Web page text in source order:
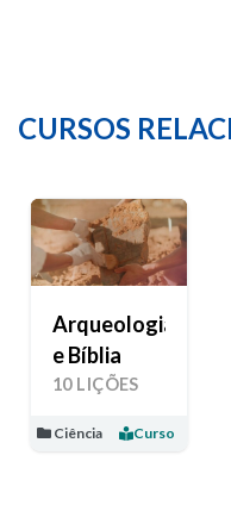
CURSOS
Arqueologia
e Bíblia
10 LIÇÕES
Ciência Curso